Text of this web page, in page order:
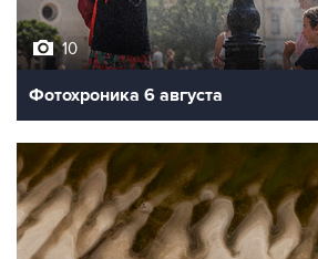
10
Фотохроника 6 августа